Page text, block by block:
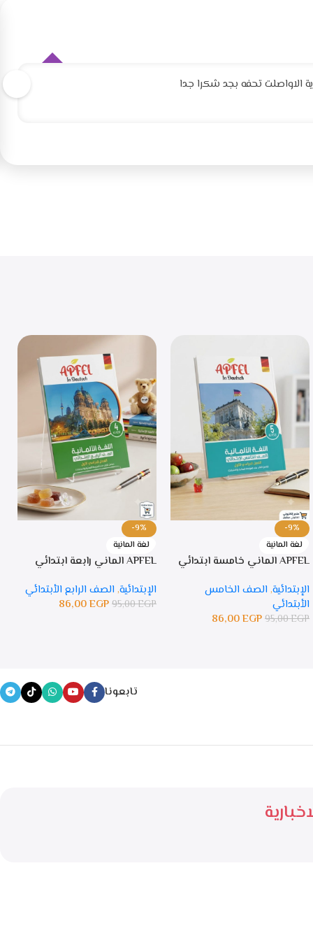
الاواصلت تحفه بجد شكرا جدا
-9%
لغة المانية
APFEL الماني خامسة ابتدائي
الإبتدائية, الصف الخامس
الأبتدائي
95,00EGP
86,00EGP
-9%
لغة المانية
APFEL الماني رابعة ابتدائي
الإبتدائية, الصف الرابع الأبتدائي
95,00EGP
86,00EGP
تابعونا